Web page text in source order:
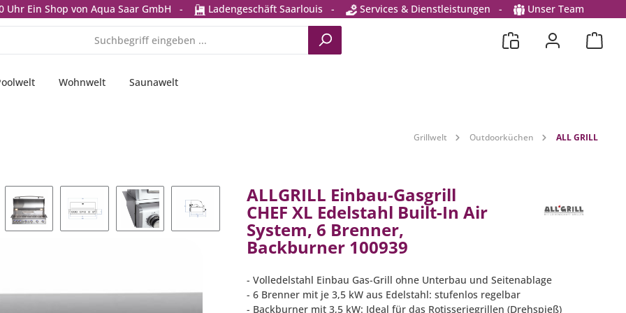
Uhr Ein Shop von Aqua Saar GmbH - Ladengeschäft Saarlouis - Services & Dienstleistungen - Unser Team
Wohnwelt Saunawelt
Grillwelt Outdoorküchen ALL GRILL
ALLGRILL Einbau-Gasgrill
CHEF XL Edelstahl Built-In Air
System, 6 Brenner,
Backburner 100939
- Volledelstahl Einbau Gas-Grill ohne Unterbau und Seitenablage
- 6 Brenner mit je 3,5 kW aus Edelstahl: stufenlos regelbar
- Backburner mit 3,5 kW: Ideal für das Rotisseriegrillen (Drehspieß)